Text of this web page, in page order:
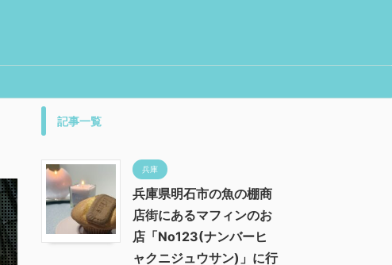
記事一覧
兵庫
兵庫県明石市の魚の棚商
店街にあるマフィンのお
店「No123(ナンバーヒ
ャクニジュウサン)」に行